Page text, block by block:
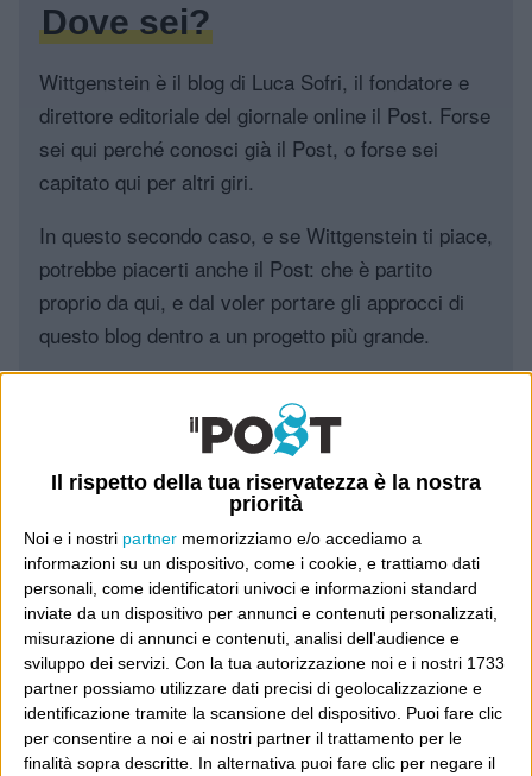
Il rispetto della tua riservatezza è la nostra
priorità
Noi e i nostri partner memorizziamo e/o accediamo a
informazioni su un dispositivo, come i cookie, e trattiamo dati
personali, come identificatori univoci e informazioni standard
inviate da un dispositivo per annunci e contenuti personalizzati,
misurazione di annunci e contenuti, analisi dell'audience e
sviluppo dei servizi. Con la tua autorizzazione noi e i nostri 1733
partner possiamo utilizzare dati precisi di geolocalizzazione e
identificazione tramite la scansione del dispositivo. Puoi fare clic
per consentire a noi e ai nostri partner il trattamento per le
finalità sopra descritte. In alternativa puoi fare clic per negare il
Dove sei?
Wittgenstein è il blog di Luca Sofri, il fondatore e
direttore editoriale del giornale online il Post. Forse
sei qui perché conosci già il Post, o forse sei
capitato qui per altri giri.
In questo secondo caso, e se Wittgenstein ti piace,
potrebbe piacerti anche il Post: che è partito
proprio da qui, e dal voler portare gli approcci di
questo blog dentro a un progetto più grande.
un progetto giornalistico che prosegue da oltre 16
anni, grazie a chi lo scopre, lo apprezza e lo
consiglia in giro.
Leggi il Post, magari ti piace
Luca Sofri Wittgenstein